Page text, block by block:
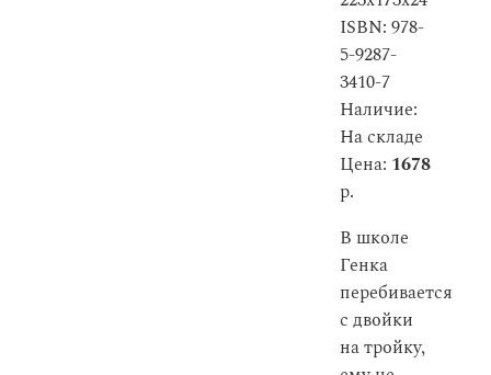
ISBN: 978-
5-9287-
3410-7
Наличие:
На складе
Цена: 1678
р.
В школе
Генка
перебивается
с двойки
на тройку,